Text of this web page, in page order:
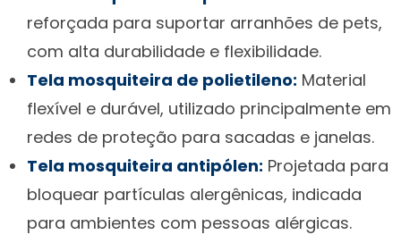
reforçada para suportar arranhões de pets,
com alta durabilidade e flexibilidade.
Tela mosquiteira de polietileno: Material
flexível e durável, utilizado principalmente em
redes de proteção para sacadas e janelas.
Tela mosquiteira antipólen: Projetada para
bloquear partículas alergênicas, indicada
para ambientes com pessoas alérgicas.